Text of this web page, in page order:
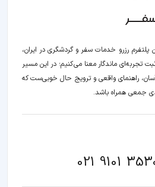
پلتفرم رزرو خدمات سفر و گردشگری در ایران،
تجربه‌ای ماندگار معنا می‌کنیم؛ در این مسیر‍
آسان، راهنمای واقعی و ترویج حال خوبی‌ست که
جمعی همراه باشد.
021 9101